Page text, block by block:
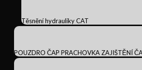
Těsnění hydrauliky CAT
POUZDRO ČAP PRACHOVKA ZAJIŠTĚNÍ